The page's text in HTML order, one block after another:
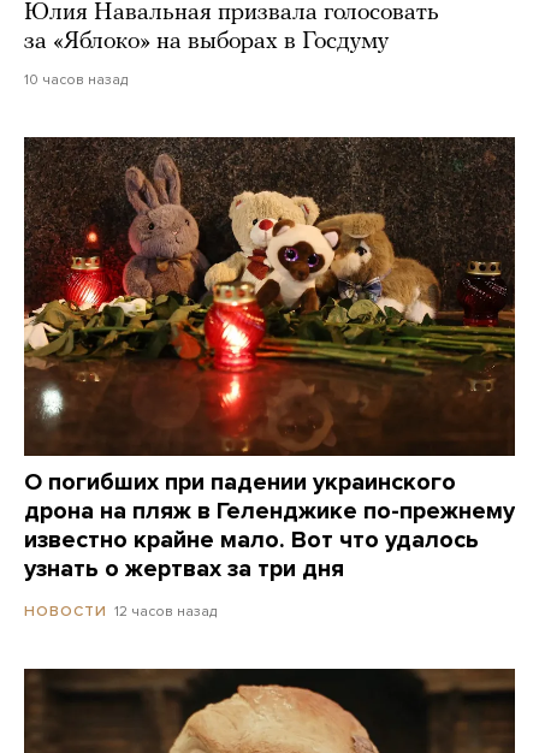
Юлия Навальная призвала голосовать
за «Яблоко» на выборах в Госдуму
10 часов назад
О погибших при падении украинского
дрона на пляж в Геленджике по-прежнему
известно крайне мало. Вот что удалось
узнать о жертвах за три дня
НОВОСТИ 12 часов назад